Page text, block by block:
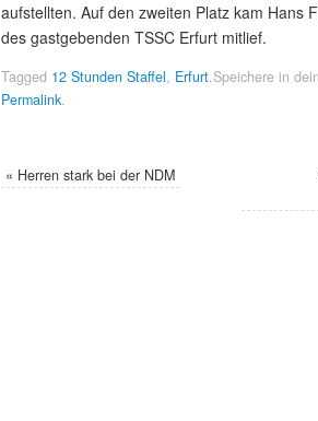
aufstellten. Auf den zweiten Platz kam Hans
des gastgebenden TSSC Erfurt mitlief.
Tagged 12 Stunden Staffel, Erfurt.Speichere in
Permalink.
« Herren stark bei der NDM